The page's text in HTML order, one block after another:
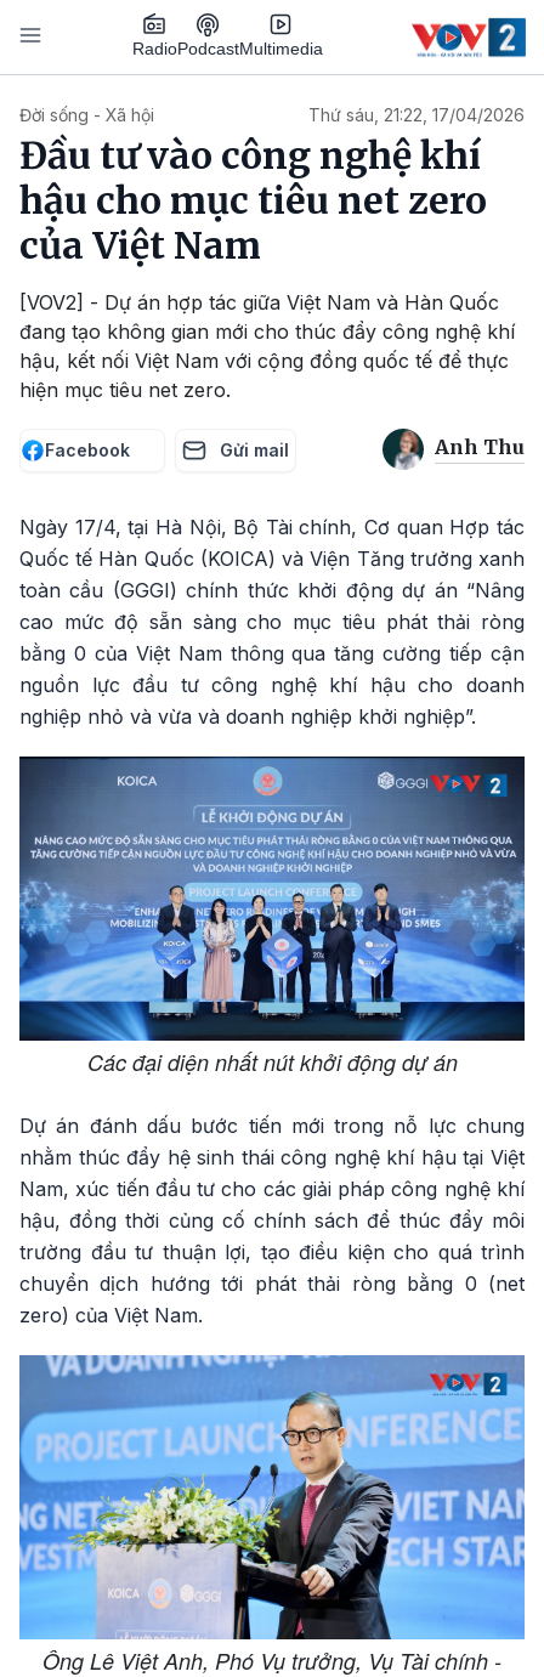
Nhảy đến nội dung
RadioPodcastMultimedia
Đời sống - Xã hội Thứ sáu, 21:22, 17/04/2026
Đầu tư vào công nghệ khí
hậu cho mục tiêu net zero
của Việt Nam
[VOV2] - Dự án hợp tác giữa Việt Nam và Hàn Quốc
đang tạo không gian mới cho thúc đẩy công nghệ khí
hậu, kết nối Việt Nam với cộng đồng quốc tế để thực
hiện mục tiêu net zero.
Facebook Gửi mail Anh Thu
Ngày 17/4, tại Hà Nội, Bộ Tài chính, Cơ quan Hợp tác
Quốc tế Hàn Quốc (KOICA) và Viện Tăng trưởng xanh
toàn cầu (GGGI) chính thức khởi động dự án “Nâng
cao mức độ sẵn sàng cho mục tiêu phát thải ròng
bằng 0 của Việt Nam thông qua tăng cường tiếp cận
nguồn lực đầu tư công nghệ khí hậu cho doanh
nghiệp nhỏ và vừa và doanh nghiệp khởi nghiệp”.
Các đại diện nhất nút khởi động dự án
Dự án đánh dấu bước tiến mới trong nỗ lực chung
nhằm thúc đẩy hệ sinh thái công nghệ khí hậu tại Việt
Nam, xúc tiến đầu tư cho các giải pháp công nghệ khí
hậu, đồng thời củng cố chính sách để thúc đẩy môi
trường đầu tư thuận lợi, tạo điều kiện cho quá trình
chuyển dịch hướng tới phát thải ròng bằng 0 (net
zero) của Việt Nam.
Ông Lê Việt Anh, Phó Vụ trưởng, Vụ Tài chính -